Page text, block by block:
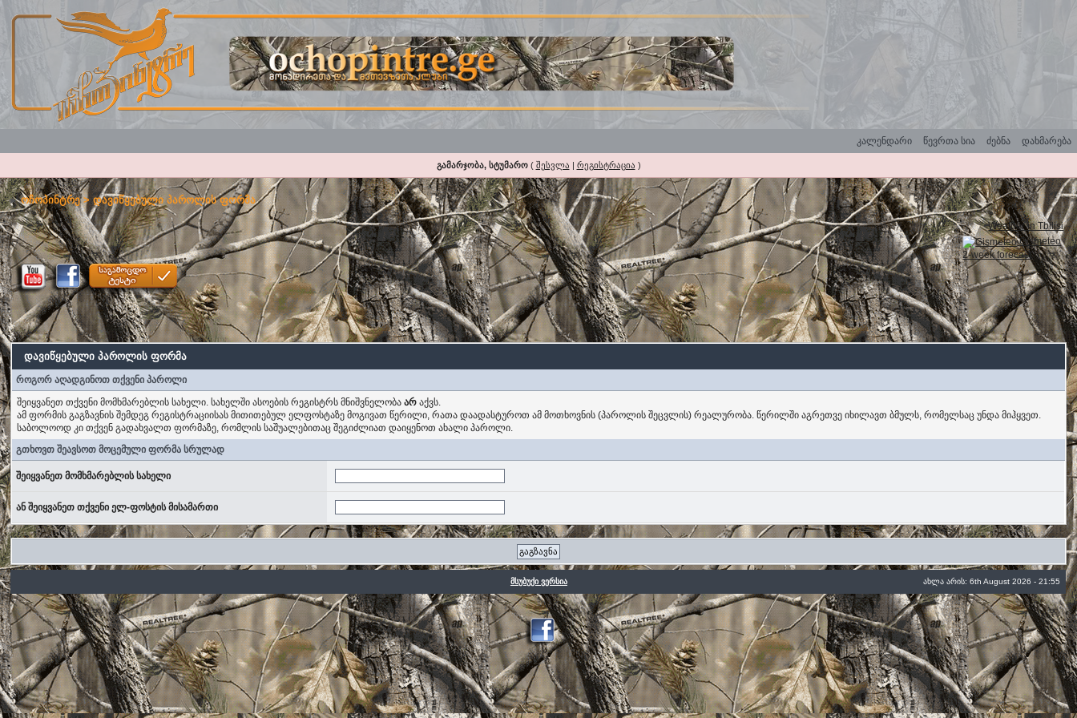
დახმარება
ძებნა
წევრთა სია
კალენდარი
გამარჯობა, სტუმარო( შესვლა | რეგისტრაცია )
ოჩოპინტრე> დავიწყებული პაროლის ფორმა
Weather in Tbilisi
Gismeteo
2-week forecast
დავიწყებული პაროლის ფორმა
როგორ აღადგინოთ თქვენი პაროლი
შეიყვანეთ თქვენი მომხმარებლის სახელი. სახელში ასოების რეგისტრს მნიშვნელობაარ აქვს.
ამ ფორმის გაგზავნის შემდეგ რეგისტრაციისას მითითებულ ელფოსტაზე მოგივათ წერილი, რათა დაადასტუროთ ამ მოთხოვნის (პაროლის შეცვლის) რეალურობა. წერილში აგრეთვე იხილავთ ბმულს, რომელსაც უნდა მიჰყვეთ.
საბოლოოდ კი თქვენ გადახვალთ ფორმაზე, რომლის საშუალებითაც შეგიძლიათ დაიყენოთ ახალი პაროლი.
გთხოვთ შეავსოთ მოცემული ფორმა სრულად
შეიყვანეთ მომხმარებლის სახელი
ან შეიყვანეთ თქვენი ელ-ფოსტის მისამართი
მსუბუქი ვერსია ახლა არის: 6th August 2026 - 21:55